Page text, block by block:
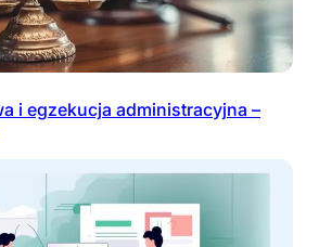
i egzekucja administracyjna –